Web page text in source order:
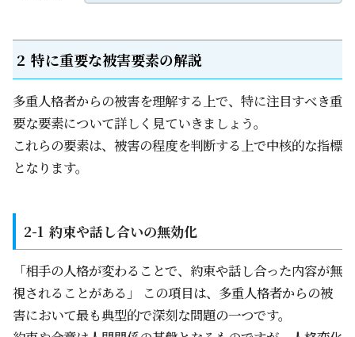
特に重要な被害要素の解説
多重人格者からの被害を理解する上で、特に注目すべき重
要な要素について詳しく見ていきましょう。
これらの要素は、被害の程度を判断する上で中核的な指標
となります。
約束や話し合いの無効化
「相手の人格が変わることで、約束や話し合った内容が無
視されることがある」 この項目は、多重人格者からの被
害において最も典型的で深刻な問題の一つです。